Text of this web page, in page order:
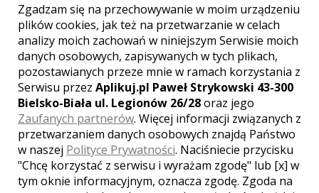
Oferta cenowa
Nazwa Cena
Oferta standardowa
2800 zł
Reportaż z przygotowań i
błogosławieństwa. Filmowanie uroczystości
w kościele/USC wraz z życzeniami.
Filmowanie zabawy weselnej wraz z
oczepinami do godziny 01:00. Udostępnienie
filmu z dnia ślubu na ustalonym nośniku.
Zgadzam się na przechowywanie w moim urządzeniu
plików cookies, jak też na przetwarzanie w celach
analizy moich zachowań w niniejszym Serwisie moich
danych osobowych, zapisywanych w tych plikach,
pozostawianych przeze mnie w ramach korzystania z
Serwisu przez Aplikuj.pl Paweł Strykowski 43-300
Bielsko-Biała ul. Legionów 26/28oraz jego
Zaufanych partnerów. Więcej informacji związanych z
przetwarzaniem danych osobowych znajdą Państwo
w naszej Polityce Prywatności. Naciśniecie przycisku
"Chcę korzystać z serwisu i wyrażam zgodę" lub [x] w
tym oknie informacyjnym, oznacza zgodę. Zgoda na